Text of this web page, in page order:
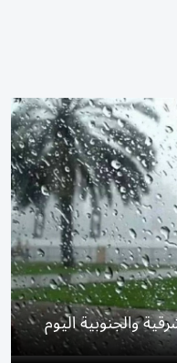
والجنوبية اليوم